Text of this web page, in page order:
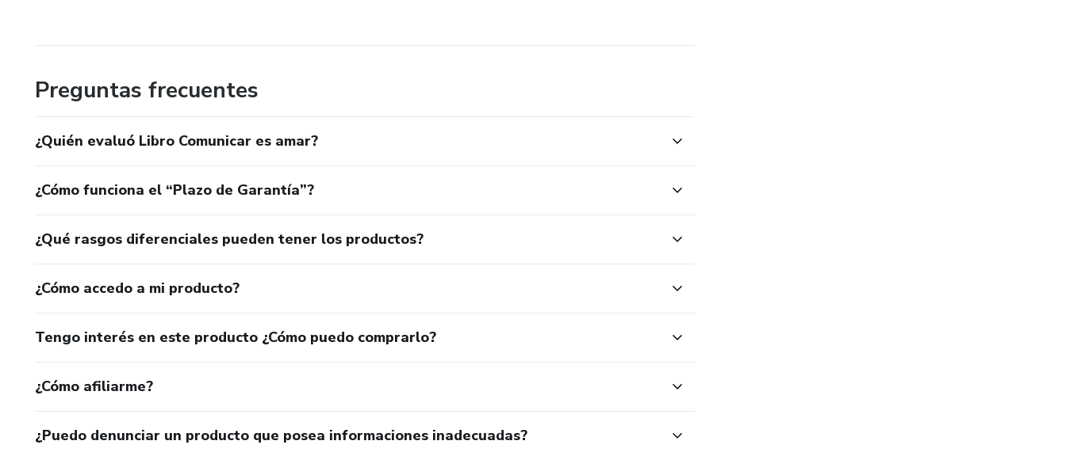
Preguntas frecuentes
¿Quién evaluó Libro Comunicar es amar?
¿Cómo funciona el “Plazo de Garantía”?
¿Qué rasgos diferenciales pueden tener los productos?
¿Cómo accedo a mi producto?
Tengo interés en este producto ¿Cómo puedo comprarlo?
¿Cómo afiliarme?
¿Puedo denunciar un producto que posea informaciones inadecuadas?